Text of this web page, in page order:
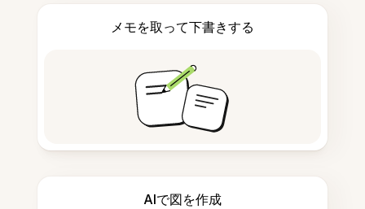
メモを取って下書きする
AIで図を作成